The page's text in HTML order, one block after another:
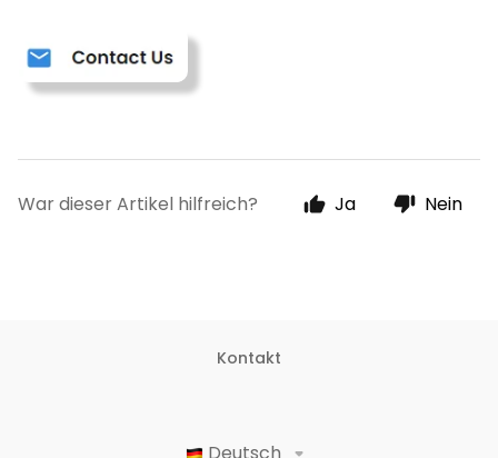
War dieser Artikel hilfreich? Ja Nein
Kontakt